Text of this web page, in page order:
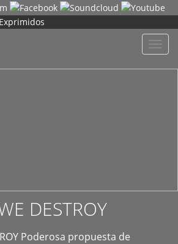
DESTROY
Poderosa propuesta de